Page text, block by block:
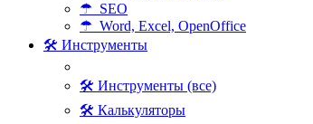
☂ SEO
☂ Word, Excel, OpenOffice
🛠 Инструменты
🛠 Инструменты (все)
🛠 Калькуляторы